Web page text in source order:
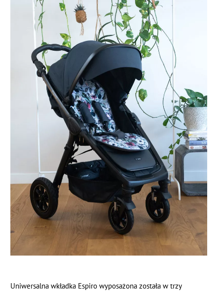
Uniwersalna wkładka Espiro wyposażona została w trzy